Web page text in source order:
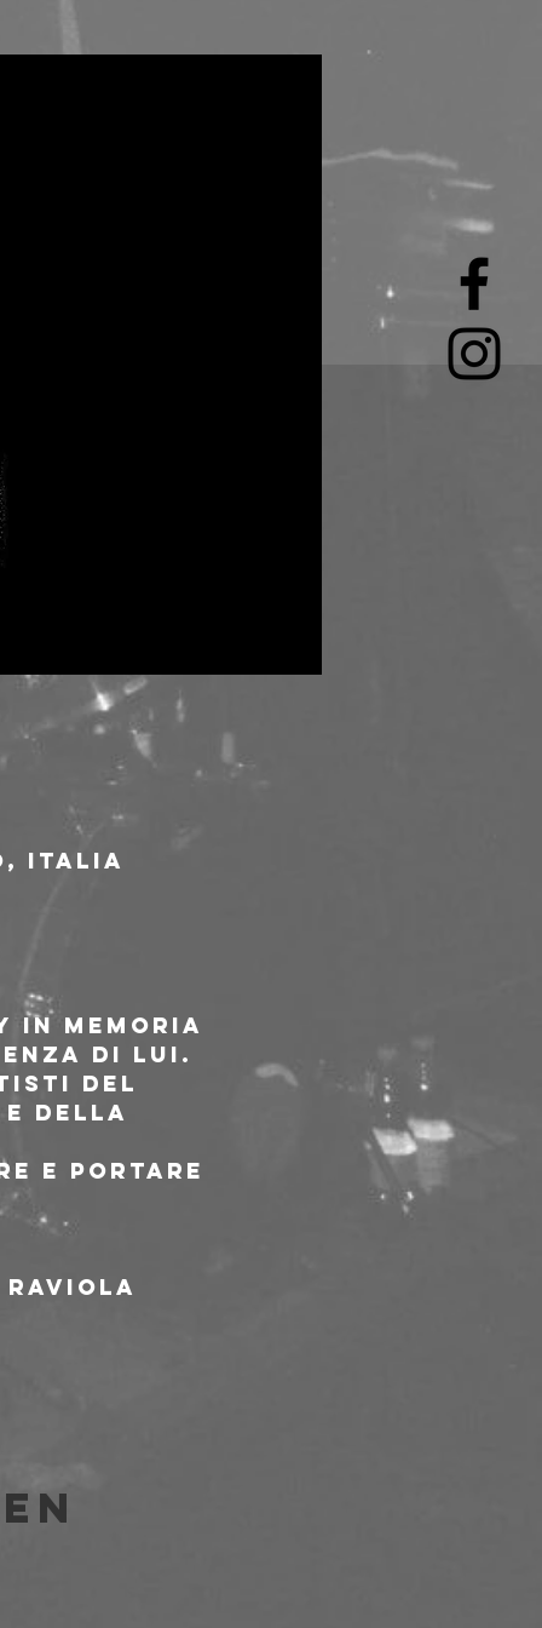
Italia
memoria
di lui.
del
e della
e portare